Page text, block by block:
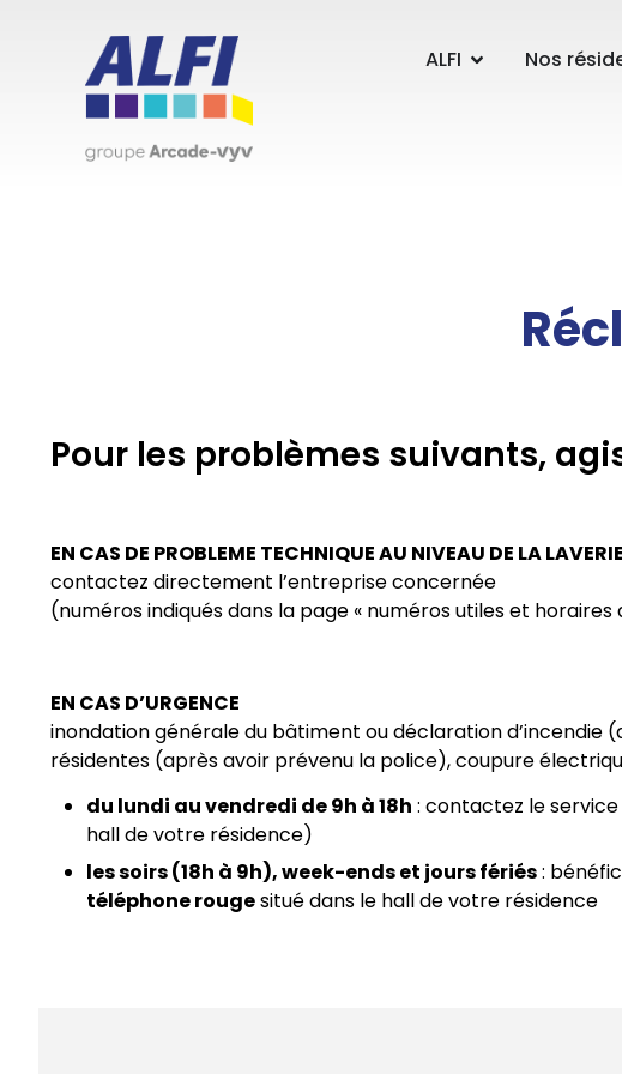
ALFI Nos
Pour les problèmes suivants,
EN CAS DE PROBLEME TECHNIQUE AU NIVEAU DE LA
contactez directement l’entreprise concernée
(numéros indiqués dans la page « numéros utiles et
EN CAS D’URGENCE
inondation générale du bâtiment ou déclaration d’incendie
résidentes (après avoir prévenu la police), coupure
du lundi au vendredi de 9h à 18h : contactez le
hall de votre résidence)
les soirs (18h à 9h), week-ends et jours fériés:
téléphone rougesitué dans le hall de votre résidence